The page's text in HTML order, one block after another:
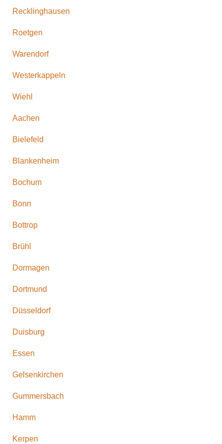
Recklinghausen
Roetgen
Warendorf
Westerkappeln
Wiehl
Aachen
Bielefeld
Blankenheim
Bochum
Bonn
Bottrop
Brühl
Dormagen
Dortmund
Düsseldorf
Duisburg
Essen
Gelsenkirchen
Gummersbach
Hamm
Kerpen